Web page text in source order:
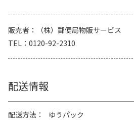
販売者
（株）郵便局物販サービス
TEL
0120-92-2310
配送情報
配送方法
ゆうパック